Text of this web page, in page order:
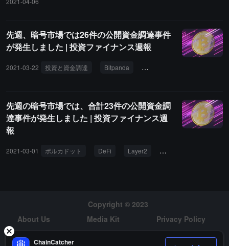
先週、暗号市場では26件の公開資金調達事件
が発生しました | 投資ファイナンス週報
2021-03-22 投資と資金調達 Bitpanda OpenSea
先週の暗号市場では、合計23件の公開資金調
達事件が発生しました | 投資ファイナンス週
報
2021-03-01 ポルカドット DeFi Layer2 投資と資金調達
Copyright © 2023
About Us
Media Kit
Privacy Policy
Risk Warning
Hiring
ChainCatcher